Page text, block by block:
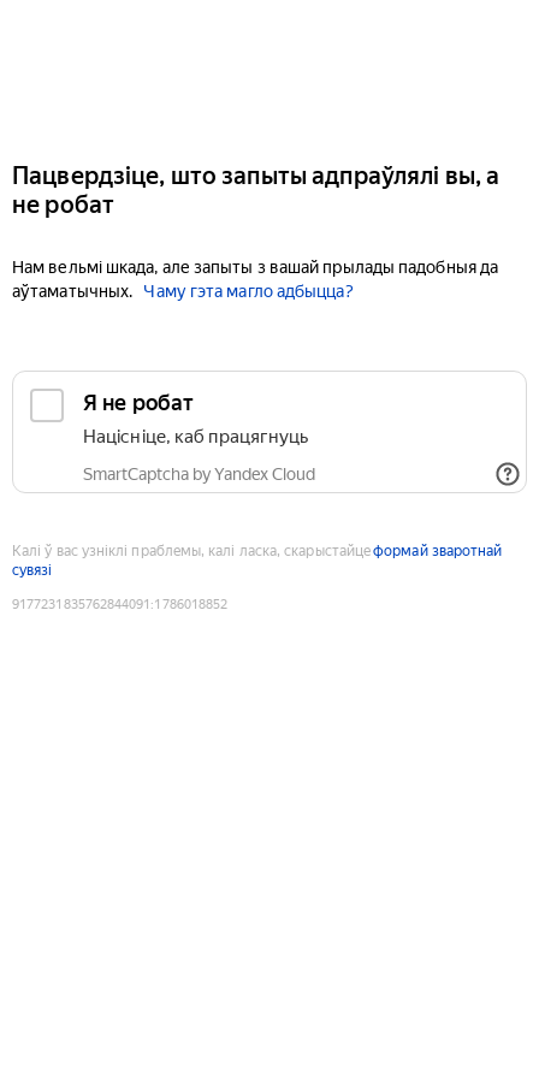
Пацвердзіце, што запыты адпраўлялі вы, а
не робат
Нам вельмі шкада, але запыты з вашай прылады падобныя да
аўтаматычных.
Чаму гэта магло адбыцца?
Я не робат
Націсніце, каб працягнуць
SmartCaptcha by Yandex Cloud
Калі ў вас узніклі праблемы, калі ласка, скарыстайцеформай зваротнай
сувязі
9177231835762844091 :1786018852